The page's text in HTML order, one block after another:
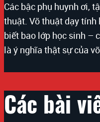
Các bậc phụ huynh ơi,
thuật. Võ thuật dạy tính
biết bao lớp học sinh –
là ý nghĩa thật sự của
Các bài